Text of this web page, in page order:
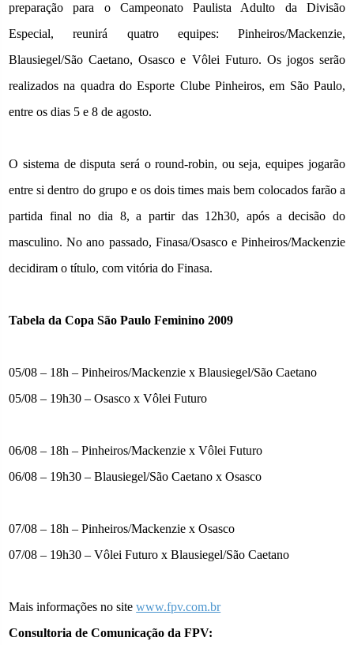
preparação para o Campeonato Paulista Adulto da Divisão
Especial, reunirá quatro equipes: Pinheiros/Mackenzie,
Blausiegel/São Caetano, Osasco e Vôlei Futuro. Os jogos serão
realizados na quadra do Esporte Clube Pinheiros,em São Paulo,
entre os dias 5 e 8 de agosto.
O sistema de disputa será o round-robin, ou seja, equipes jogarão
entre si dentro do grupo e os dois times mais bem colocados farão a
partida final no dia 8, a partir das 12h30, após a decisão do
masculino. No ano passado, Finasa/Osasco e Pinheiros/Mackenzie
decidiram o título, com vitória do Finasa.
Tabela da Copa São Paulo Feminino 2009
05/08 – 18h – Pinheiros/Mackenzie x Blausiegel/São Caetano
05/08 – 19h30 – Osasco x Vôlei Futuro
06/08 – 18h – Pinheiros/Mackenzie x Vôlei Futuro
06/08 – 19h30 – Blausiegel/São Caetano x Osasco
07/08 – 18h – Pinheiros/Mackenzie x Osasco
07/08 – 19h30 – Vôlei Futuro x Blausiegel/São Caetano
Mais informações no sitewww.fpv.com.br
Consultoria de Comunicação da FPV: